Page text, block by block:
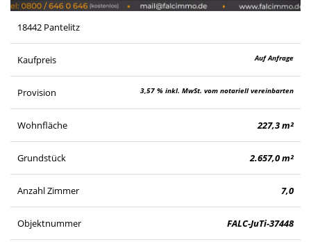
18442 Pantelitz
Kaufpreis Auf Anfrage
Provision
3,57 % inkl. MwSt. vom notariell vereinbarten
Wohnfläche 227,3 m²
Grundstück 2.657,0 m²
Anzahl Zimmer 7,0
Objektnummer FALC-JuTi-37448